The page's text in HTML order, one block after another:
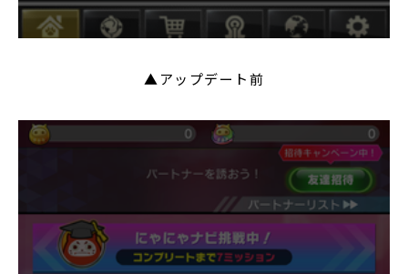
▲アップデート前